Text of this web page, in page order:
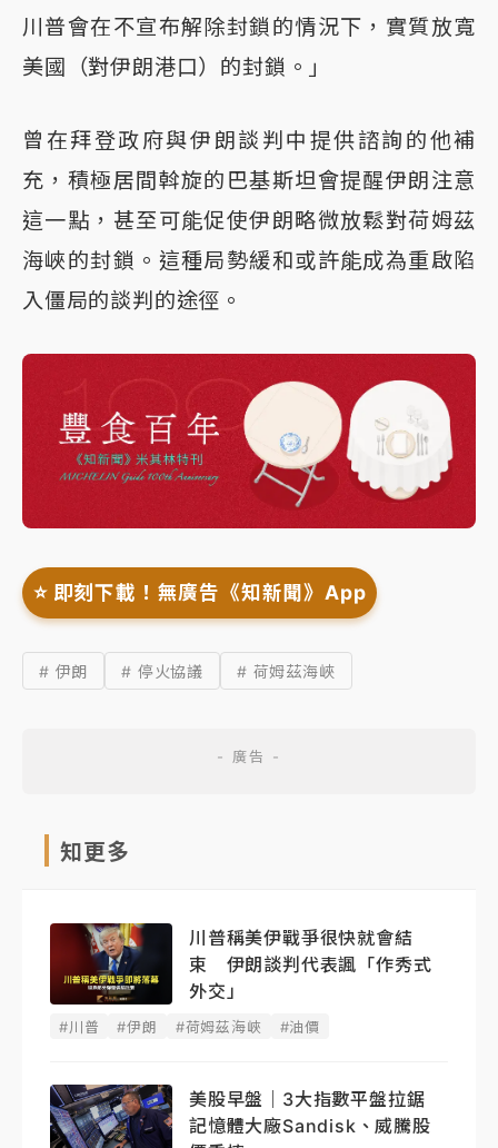
川普會在不宣布解除封鎖的情況下，實質放寬
美國（對伊朗港口）的封鎖。」
曾在拜登政府與伊朗談判中提供諮詢的他補
充，積極居間斡旋的巴基斯坦會提醒伊朗注意
這一點，甚至可能促使伊朗略微放鬆對荷姆茲
海峽的封鎖。這種局勢緩和或許能成為重啟陷
入僵局的談判的途徑。
⭐️ 即刻下載！無廣告《知新聞》App
# 伊朗 # 停火協議 # 荷姆茲海峽
知更多
川普稱美伊戰爭很快就會結
束 伊朗談判代表諷「作秀式
外交」
#川普 #伊朗 #荷姆茲海峽 #油價
美股早盤｜3大指數平盤拉鋸
記憶體大廠Sandisk、威騰股